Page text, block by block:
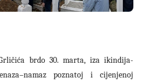
brdo 30. marta, iza ikindija-
–namaz poznatoj i cijenjenoj